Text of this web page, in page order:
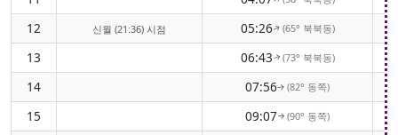
12 신월 (21:36) 시점 05:26↑(65° 북북동)
13 06:43↑(73° 북북동)
14 07:56↑(82° 동쪽)
15 09:07↑ (90° 동쪽)